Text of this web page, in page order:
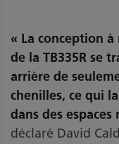
« La conception
de la TB335R se
arrière de
chenilles, ce qui
dans des
déclaré David